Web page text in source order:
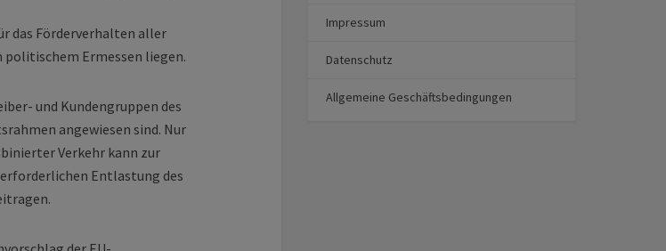
das Förderverhalten aller
Ermessen liegen.
und Kundengruppen des
angewiesen sind. Nur
Verkehr kann zur
Entlastung des
Impressum
Datenschutz
Allgemeine Geschäftsbedingungen